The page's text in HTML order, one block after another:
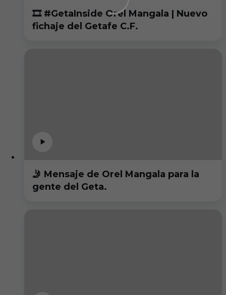
🎞️ #GetaInside Orel Mangala | Nuevo
fichaje del Getafe C.F.
🤳 Mensaje de Orel Mangala para la
gente del Geta.